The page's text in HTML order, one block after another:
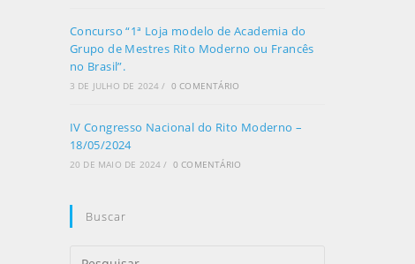
Concurso “1ª Loja modelo de Academia do
Grupo de Mestres Rito Moderno ou Francês
no Brasil”.
3 DE JULHO DE 2024 / 0 COMENTÁRIO
IV Congresso Nacional do Rito Moderno –
18/05/2024
20 DE MAIO DE 2024 / 0 COMENTÁRIO
Buscar